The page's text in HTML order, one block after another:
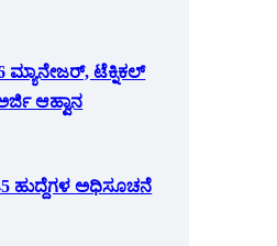
ಮ್ಯಾನೇಜರ್, ಟೆಕ್ನಿಕಲ್
ಆಹ್ವಾನ
ಹುದ್ದೆಗಳ ಅಧಿಸೂಚನೆ